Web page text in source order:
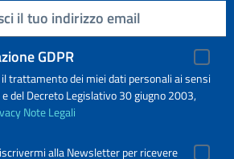
GDPR
trattamento dei miei dati personali ai sensi
e del Decreto Legislativo 30 giugno 2003,
Note Legali
alla Newsletter per ricevere